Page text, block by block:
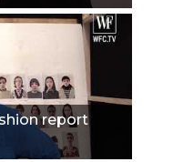
report